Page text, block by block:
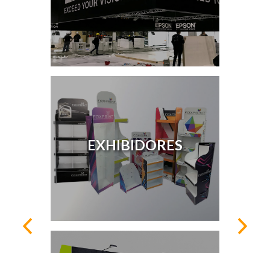
EXHIBIDORES